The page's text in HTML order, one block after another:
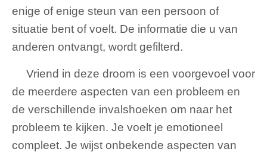
enige of enige steun van een persoon of
situatie bent of voelt. De informatie die u van
anderen ontvangt, wordt gefilterd.
Vriend in deze droom is een voorgevoel voor
de meerdere aspecten van een probleem en
de verschillende invalshoeken om naar het
probleem te kijken. Je voelt je emotioneel
compleet. Je wijst onbekende aspecten van